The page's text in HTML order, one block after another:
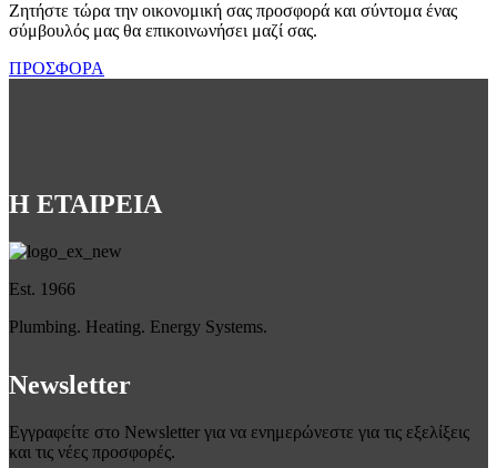
Ζητήστε τώρα την οικονομική σας προσφορά και σύντομα ένας
σύμβουλός μας θα επικοινωνήσει μαζί σας.
ΠΡΟΣΦΟΡΑ
Η ΕΤΑΙΡΕΙΑ
Est. 1966
Plumbing. Heating. Energy Systems.
Newsletter
Εγγραφείτε στο Newsletter για να ενημερώνεστε για τις εξελίξεις
και τις νέες προσφορές.